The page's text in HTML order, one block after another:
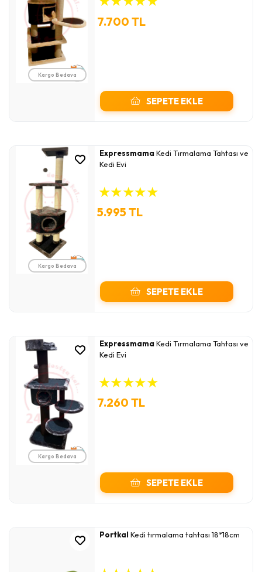
Kargo Bedava
7.700 TL
SEPETE EKLE
Kargo Bedava
Expressmama Kedi Tırmalama Tahtası ve
Kedi Evi
★★★★★
5.995 TL
SEPETE EKLE
Kargo Bedava
Expressmama Kedi Tırmalama Tahtası ve
Kedi Evi
★★★★★
7.260 TL
SEPETE EKLE
Portkal Kedi tırmalama tahtası 18*18cm